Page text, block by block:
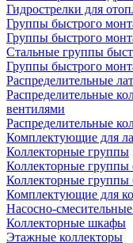
Гидрострелки для
Группы быстрого
Группы быстрого
Стальные группы
Группы быстрого
Распределительные
Распределительные
вентилями
Распределительные
Комплектующие для
Коллекторные группы
Коллекторные группы
Коллекторные группы
Комплектующие для
Насосно-
Коллекторные шкафы
Этажные коллекторы